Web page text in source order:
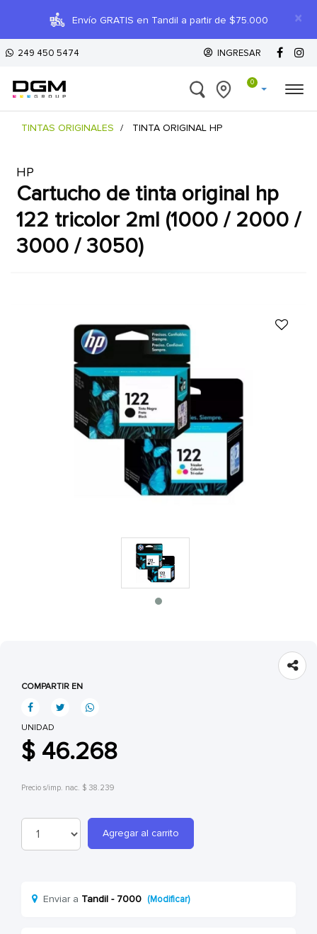
×
Envío GRATIS en Tandil a partir de $75.000
249 450 5474 INGRESAR
0
TINTAS ORIGINALES TINTA ORIGINAL HP
HP
cartucho de tinta original hp
122 tricolor 2ml (1000 / 2000 /
3000 / 3050)
COMPARTIR EN
UNIDAD
$ 46.268
Precio s/imp. nac. $ 38.239
Agregar al carrito
Enviar a Tandil - 7000 (Modificar)